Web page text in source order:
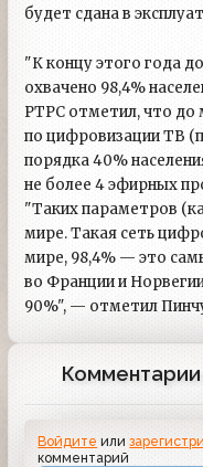
будет сдана в
"К концу этого года
охвачено 98,4%
РТРС отметил, что до
по цифровизации ТВ
порядка 40%
не более 4 эфирных
"Таких параметров
мире. Такая сеть
мире, 98,4% — это
во Франции и
90%", — отметил
Комментарии
Войдите или
комментарий